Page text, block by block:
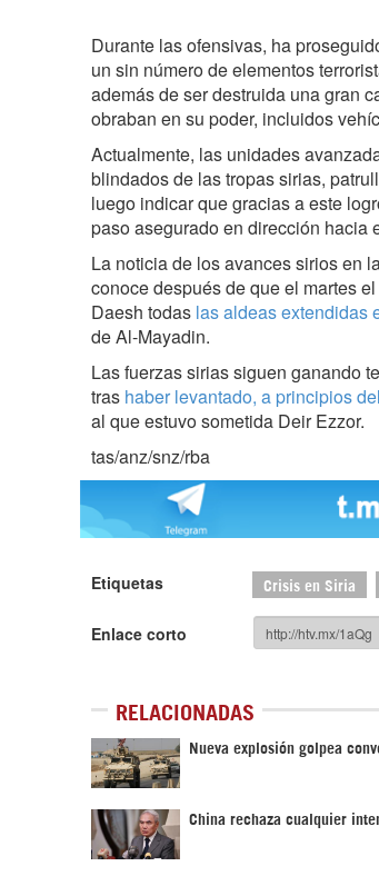
Durante las ofensivas, ha
un sin número de elementos
además de ser destruida una gran
obraban en su poder, incluidos
Actualmente, las unidades
blindados de las tropas sirias,
luego indicar que gracias a este
paso asegurado en dirección hacia
La noticia de los avances sirios en
conoce después de que el martes
Daesh todas las aldeas extendidas
de Al-Mayadin.
Las fuerzas sirias siguen ganando
tras haber levantado, a principios
al que estuvo sometida Deir Ezzor.
tas/anz/snz/rba
Etiquetas Crisis en Siria
Enlace corto
RELACIONADAS
Nueva explosión golpea
China rechaza cualquier